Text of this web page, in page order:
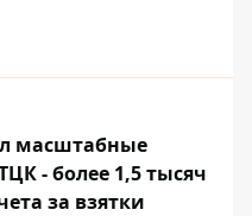
масштабные
- более 1,5 тысяч
за взятки